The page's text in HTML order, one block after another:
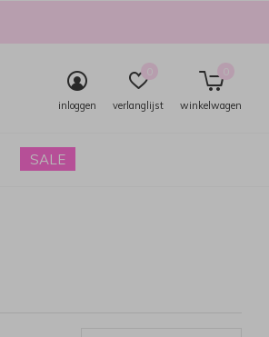
SALE
inloggen verlanglijst
0
winkelwagen
0